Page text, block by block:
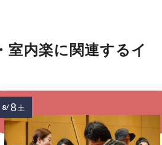
室内楽に関連するイ
8/ 8土